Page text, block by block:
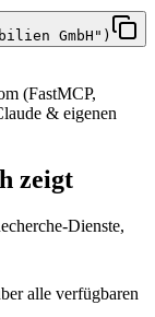
GmbH")
(FastMCP,
& eigenen
zeigt
Dienste,
alle verfügbaren